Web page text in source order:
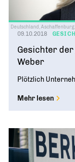
09.10.2018
Gesichter
Weber
Plötzlich
Mehr lesen